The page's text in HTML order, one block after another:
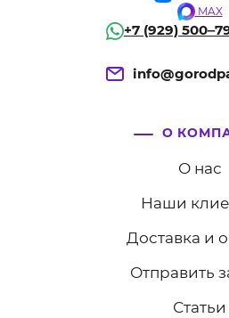
MAX
+7 (929)
О
О нас
Наши
Доставка и
Отправить
Статьи